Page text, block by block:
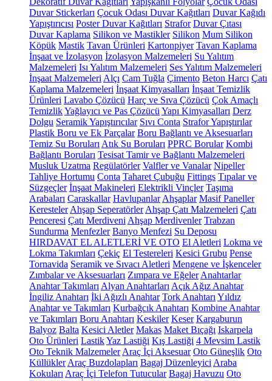
Duvar Stickerları Çocuk Odası Duvar Kağıtları Duvar Kağıdı
Yapıştırıcısı Poster Duvar Kağıtları Strafor Duvar Çıtası
Duvar Kaplama Silikon ve Mastikler Silikon Mum Silikon
Köpük Mastik Tavan Ürünleri Kartonpiyer Tavan Kaplama
İnşaat ve İzolasyon İzolasyon Malzemeleri Su Yalıtım
Malzemeleri Isı Yalıtım Malzemeleri Ses Yalıtım Malzemeleri
İnşaat Malzemeleri Alçı Cam Tuğla Çimento Beton Harcı Çatı
Kaplama Malzemeleri İnşaat Kimyasalları İnşaat Temizlik
Ürünleri Lavabo Çözücü Harç ve Sıva Çözücü Çok Amaçlı
TemizlikYağlayıcı ve Pas Çözücü Yapı Kimyasalları Derz
Dolgu Seramik Yapıştırıcılar Sıvı Conta Strafor Yapıştırılar
Plastik Boru ve Ek Parçalar Boru Bağlantı ve Aksesuarları
Temiz Su Boruları Atık Su Boruları PPRC Borular Kombi
Bağlantı Boruları Tesisat Tamir ve Bağlantı Malzemeleri
Musluk Uzatma Regülatörler Valfler ve Vanalar Nipeller
Tahliye Hortumu Conta Taharet Çubuğu Fittings Tıpalar ve
Süzgeçler İnşaat Makineleri Elektrikli Vinçler Taşıma
Arabaları Caraskallar Havlupanlar Ahşaplar Masif Paneller
Keresteler Ahşap Seperatörler Ahşap Çatı Malzemeleri Çatı
Penceresi Çatı Merdiveni Ahşap Merdivenler Trabzan
Sundurma Menfezler Banyo Menfezi Su Deposu
HIRDAVAT EL ALETLERİ VE OTO El Aletleri Lokma ve
Lokma Takımları Çekiç El Testereleri Kesici Grubu Pense
Tornavida Seramik ve Sıvacı Aletleri Mengene ve İşkenceler
Zımbalar ve Aksesuarları Zımpara ve Eğeler Anahtarlar
Anahtar Takımları Alyan Anahtarları Açık Ağız Anahtar
İngiliz Anahtarı İki Ağızlı Anahtar Tork Anahtarı Yıldız
Anahtar ve Takımları Kurbağcık Anahtarı Kombine Anahtar
ve Takımları Boru Anahtarı Keskiler Keser Kargaburun
Balyoz Balta Kesici Aletler Makas Maket Bıçağı Iskarpela
Oto Ürünleri LastikYaz Lastiği Kış Lastiği 4 Mevsim Lastik
Oto Teknik Malzemeler Araç İçi Aksesuar Oto Güneşlik Oto
Küllükler Araç Buzdolapları Bagaj Düzenleyici Araba
Kokuları Araç İçi Telefon Tutucular Bagaj Havuzu Oto